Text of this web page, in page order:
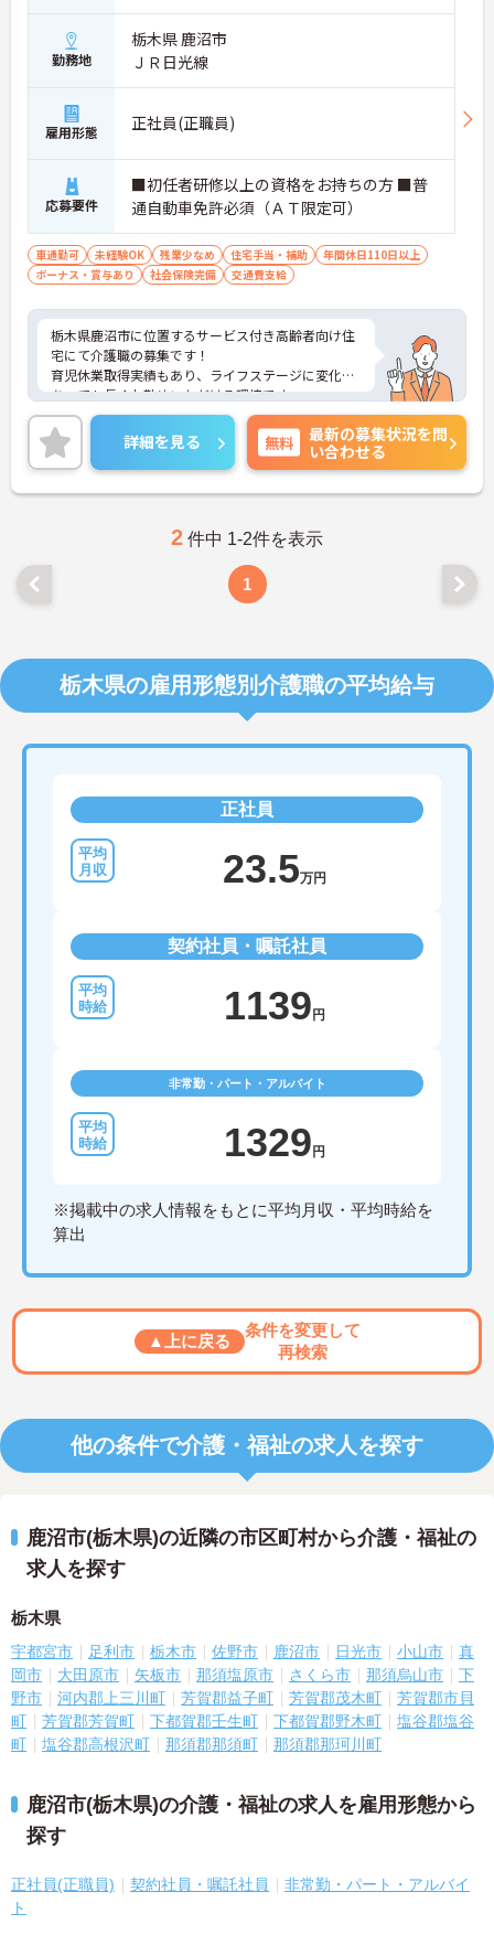
勤務地
栃木県 鹿沼市
ＪＲ日光線
雇用形態 正社員(正職員)
応募要件
■初任者研修以上の資格をお持ちの方 ■普
通自動車免許必須（ＡＴ限定可）
車通勤可 未経験OK 残業少なめ 住宅手当・補助
年間休日110日以上
ボーナス・賞与あり
社会保険完備 交通費支給
栃木県鹿沼市に位置するサービス付き高齢者向け住
宅にて介護職の募集です！
育児休業取得実績もあり、ライフステージに変化が
あっても長くお勤めいただける環境です。
ご興味ある方には、面接対策ポイントなど、さらに
詳細をお話しいたしますのでお気軽にご相談くださ
い！
詳細を見る 無料
最新の募集状況を問
い合わせる
2 件中 1-2件を表示
1
栃木県の雇用形態別介護職の平均給与
正社員
23.5万円
契約社員・嘱託社員
1139 円
非常勤・パート・アルバイト
1329 円
※掲載中の求人情報をもとに平均月収・平均時給を
算出
▲上に戻る
条件を変更して
再検索
他の条件で介護・福祉の求人を探す
鹿沼市(栃木県)の近隣の市区町村から介護・福祉の
求人を探す
栃木県
宇都宮市 足利市 栃木市 佐野市 鹿沼市 日光市 小山市
真
岡市
大田原市 矢板市 那須塩原市 さくら市 那須烏山市
下
野市
河内郡上三川町 芳賀郡益子町 芳賀郡茂木町
芳賀郡市貝
町
芳賀郡芳賀町 下都賀郡壬生町 下都賀郡野木町
塩谷郡塩谷
町
塩谷郡高根沢町 那須郡那須町 那須郡那珂川町
鹿沼市(栃木県)の介護・福祉の求人を雇用形態から
探す
正社員(正職員) 契約社員・嘱託社員
非常勤・パート・アルバイ
ト